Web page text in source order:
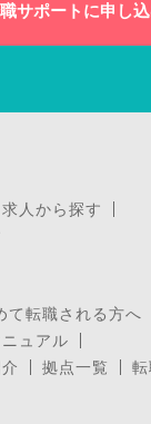
サポートに申し
人から探す
て転職される方へ
ュアル
拠点一覧